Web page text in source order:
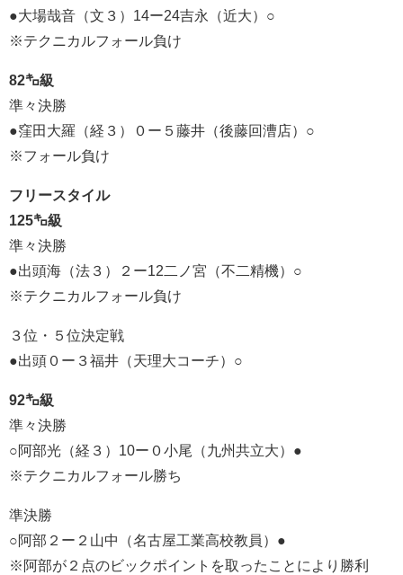
●大場哉音（文３）14ー24吉永（近大）○
※テクニカルフォール負け
82㌔級
準々決勝
●窪田大羅（経３）０ー５藤井（後藤回漕店）○
※フォール負け
フリースタイル
125㌔級
準々決勝
●出頭海（法３）２ー12二ノ宮（不二精機）○
※テクニカルフォール負け
３位・５位決定戦
●出頭０ー３福井（天理大コーチ）○
92㌔級
準々決勝
○阿部光（経３）10ー０小尾（九州共立大）●
※テクニカルフォール勝ち
準決勝
○阿部２ー２山中（名古屋工業高校教員）●
※阿部が２点のビックポイントを取ったことにより勝利